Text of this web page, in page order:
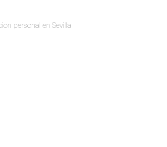
personal en Sevilla